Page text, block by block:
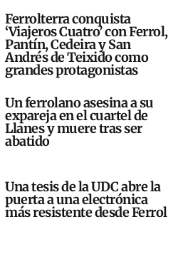
Ferrolterra conquista
‘Viajeros Cuatro’ con Ferrol,
Pantín, Cedeira y San
Andrés de Teixido como
grandes protagonistas
Un ferrolano asesina a su
expareja en el cuartel de
Llanes y muere tras ser
abatido
Una tesis de la UDC abre la
puerta a una electrónica
más resistente desde Ferrol